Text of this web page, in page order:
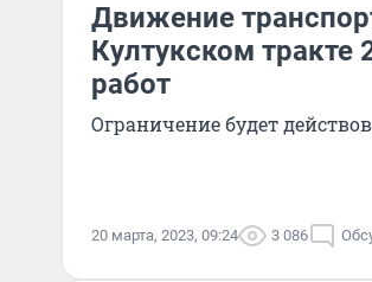
Движение
Култукском
работ
Ограничение будет
20 марта, 2023, 09:24 3 086